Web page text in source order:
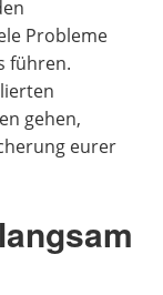
Probleme
führen.
gehen,
eurer